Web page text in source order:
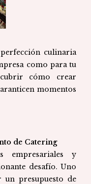
culinaria
como para tu
cómo crear
momentos
de Catering
empresariales y
desafío. Uno
un presupuesto de